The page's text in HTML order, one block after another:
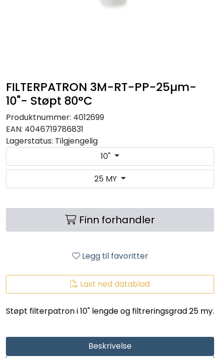
FILTERPATRON 3M-RT-PP-25µm-
10"- Støpt 80°C
Produktnummer: 4012699
EAN: 4046719786831
Lagerstatus: Tilgjengelig
10"
25 MY
Finn forhandler
Legg til favoritter
Last ned datablad
Støpt filterpatron i 10" lengde og filtreringsgrad 25 my.
Beskrivelse
HUS OG HYTTE
ANALYSEVERKTØY
KJEMIKALIER
FILTERMEDIA
STATISKE MIKSERE
LAGERSALG
Marked